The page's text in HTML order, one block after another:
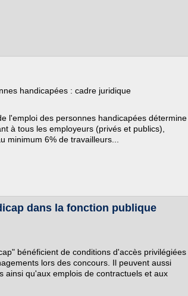
handicapées : cadre juridique
l'emploi des personnes handicapées détermine
à tous les employeurs (privés et publics),
minimum 6% de travailleurs...
dans la fonction publique
bénéficient de conditions d'accès privilégiées
lors des concours. Il peuvent aussi
ainsi qu'aux emplois de contractuels et aux